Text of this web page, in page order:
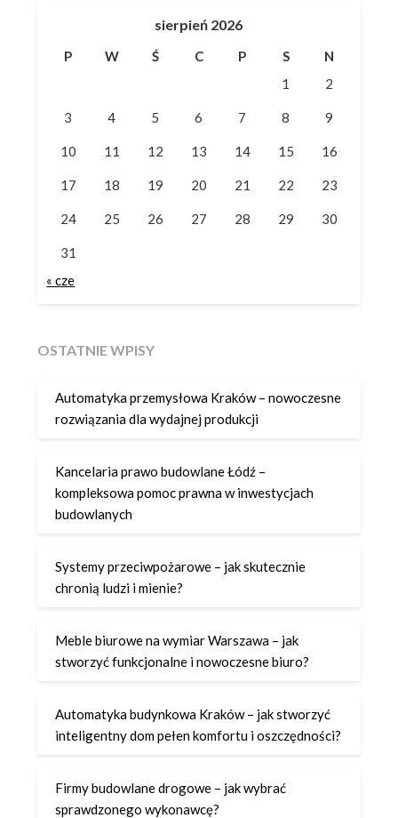
sierpień 2026
P W Ś C P S
N
1
2
3 4 5 6 7 8 9
10 11 12 13 14 15 16
17 18 19 20 21 22 23
24 25 26 27 28 29 30
31
« cze
OSTATNIE WPISY
Automatyka przemysłowa Kraków – nowoczesne
rozwiązania dla wydajnej produkcji
Kancelaria prawo budowlane Łódź –
kompleksowa pomoc prawna w inwestycjach
budowlanych
Systemy przeciwpożarowe – jak skutecznie
chronią ludzi i mienie?
Meble biurowe na wymiar Warszawa – jak
stworzyć funkcjonalne i nowoczesne biuro?
Automatyka budynkowa Kraków – jak stworzyć
inteligentny dom pełen komfortu i oszczędności?
Firmy budowlane drogowe – jak wybrać
sprawdzonego wykonawcę?